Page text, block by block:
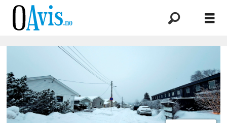
Emne:
kameraovervåkning